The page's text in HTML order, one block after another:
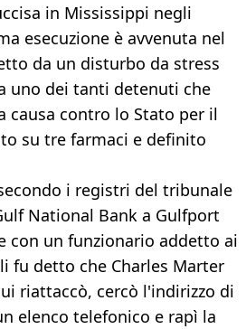
in Mississippi negli
esecuzione è avvenuta nel
da un disturbo da stress
uno dei tanti detenuti che
causa contro lo Stato per il
su tre farmaci e definito
i registri del tribunale
National Bank a Gulfport
con un funzionario addetto ai
fu detto che Charles Marter
riattaccò, cercò l'indirizzo di
elenco telefonico e rapì la